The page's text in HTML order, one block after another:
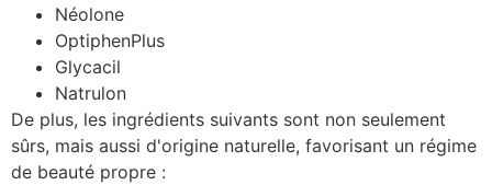
Néolone
OptiphenPlus
Glycacil
Natrulon
De plus, les ingrédients suivants sont non seulement
sûrs, mais aussi d'origine naturelle, favorisant un régime
de beauté propre :